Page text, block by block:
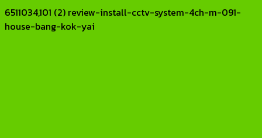
6511034,101 (2) review-install-cctv-system-4ch-m-091-
house-bang-kok-yai